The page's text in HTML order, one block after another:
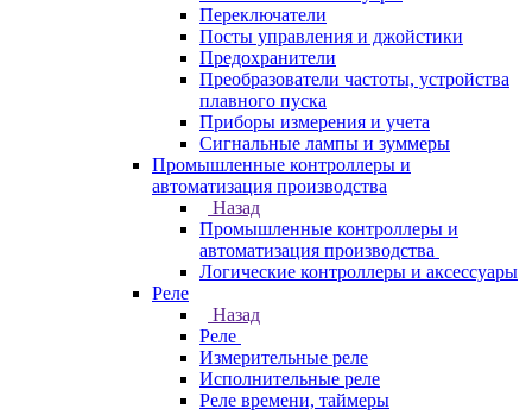
Переключатели
Посты управления и джойстики
Предохранители
Преобразователи частоты, устройства
плавного пуска
Приборы измерения и учета
Сигнальные лампы и зуммеры
Промышленные контроллеры и
автоматизация производства
Назад
Промышленные контроллеры и
автоматизация производства
Логические контроллеры и аксессуары
Реле
Назад
Реле
Измерительные реле
Исполнительные реле
Реле времени, таймеры